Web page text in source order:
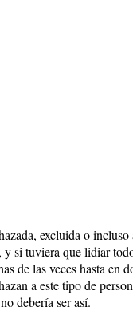
excluida o
si tuviera que lidiar
de las veces hasta en
a este tipo de
debería ser así.